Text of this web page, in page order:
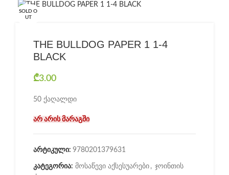
SOLD O
UT
THE BULLDOG PAPER 1 1-4
BLACK
₾3.00
50 ქაღალდი
არ არის მარაგში
არტიკული: 9780201379631
კატეგორია: მოსაწევი აქსესუარები , ჯოინთის